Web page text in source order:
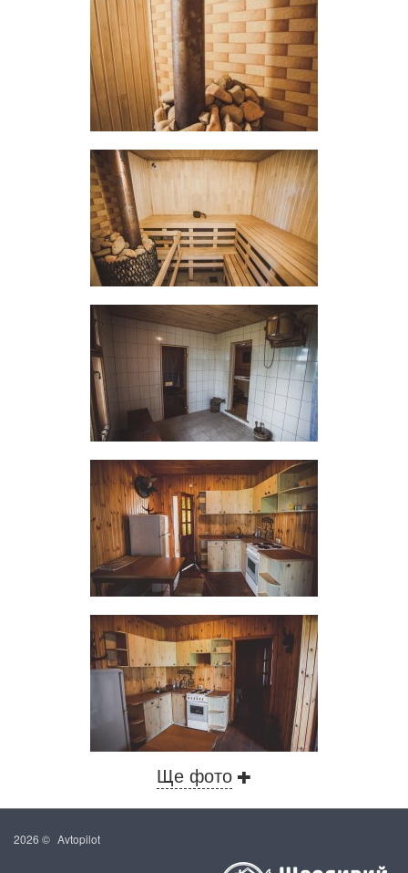
Ще фото
2026 © Avtopilot